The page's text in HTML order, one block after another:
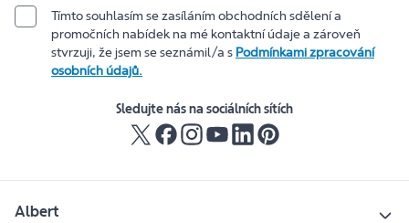
Tímto souhlasím se zasíláním obchodních sdělení a
promočních nabídek na mé kontaktní údaje a zároveň
stvrzuji, že jsem se seznámil/a s Podmínkami zpracování
osobních údajů.
Sledujte nás na sociálních sítích
Albert